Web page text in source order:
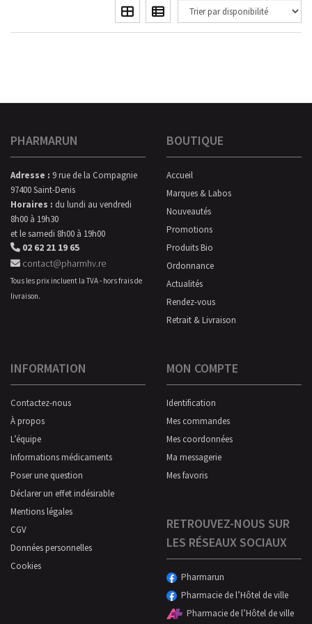
PHARMARUN
Adresse : 9 rue de la Compagnie
97400 Saint-Denis
Horaires : du lundi au vendredi
8h00 à 19h30
et le samedi 8h00 à 19h00
02 62 21 19 65
contact@pharmhv.re
Tous les prix incluent la TVA - hors frais de
livraison.
BOUTIQUE
Accueil
Marques & Labos
Nouveautés
Promotions
Produits Bio
Ordonnance
Actualités
Rendez-vous
Retrait & Livraison
INFORMATION
Contactez-nous
À propos
L’équipe
Informations médicaments
Poser une question
Déclarer un effet indésirable
Mentions légales
CGV
Données personnelles
Cookies
MON COMPTE
Identification
Mes commandes
Mes coordonnées
Ma messagerie
Mes favoris
RETROUVEZ-NOUS SUR
LES RÉSEAUX SOCIAUX
Pharmarun
Pharmacie de l’Hôtel de ville
Pharmacie de l’Hôtel de ville